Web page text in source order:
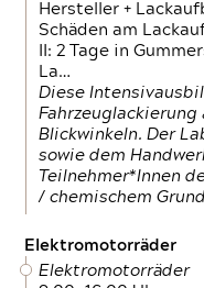
Hersteller +
Schäden am
II: 2 Tage in
La…
Diese
Blickwinkeln. Der
sowie dem
Teilnehmer*Innen
/ chemischem
Elektromotorräder
Elektromotorräder